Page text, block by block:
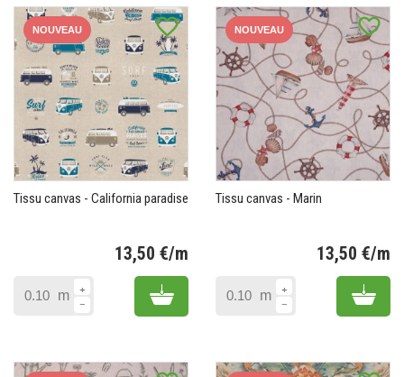
favorite_border
NOUVEAU
Tissu canvas - California paradise
13,50 €/m
m Add to cart
favorite_border
NOUVEAU
Tissu canvas - Marin
13,50 €/m
m Add